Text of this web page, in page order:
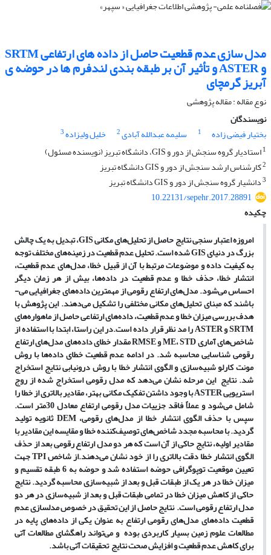
مدل سازی عدم­ قطعیت حاصل از داده­ های ارتفاعی SRTM
و ASTER و تأثیر آن بر طبقه بندی لندفرم ها در حوضه ­ی
آبریز گرم­چای
نوع مقاله : مقاله پژوهشی
نویسندگان
بختیار فیضی زاده
1 سلیمه عبدالله آبادی2 خلیل ولیزاده3
1استادیار گروه سنجش از دور و GIS، دانشگاه تبریز (نویسنده مسئول)
2کارشناس ارشد سنجش از دور و GIS دانشگاه تبریز
3دانشیار گروه سنجش از دور و GIS دانشگاه تبریز
10.22131/sepehr.2017.28891
چکیده
امروزه اعتبار سنجی نتایج حاصل از تحلیل­‌های مکانی GIS، تبدیل به یک چالش
بزرگ در دنیای GIS شده­ است. تحلیل عدم قطعیت در زمینه‌­های مختلف توجه
به کیفیت داده­ و موضوعات مرتبط با آن از قبیل خطا، مدل­‌های عدم قطعیت،
انتشار خطا، حذف خطا و عدم قطعیت در داده‌­ها، بیش از هر زمان دیگر
احساس می­‌‌شود. مدل­‌های ارتفاع ­رقومی از مهمترین داده‌­های جغرافیایی می‌­
باشند که مبنای تحلیل­‌های مکانی مختلفی را تشکیل می‌دهند. این پژوهش با
هدف بررسی میزان خطا و عدم ­قطعیت، داده‌های ارتفاعی حاصل از ماهواره‌های
SRTM و ASTER را مد نظر قرار داده است.در این راستا، ابتدا با استفاده از
شاخص‌­های آماری ME، STD و RMSE مقدار خطای داده‌­های مدل‌­های ارتفاع
رقومی شناسایی محاسبه شد. در ادامه عدم قطعیت خطای داده‌­ها با روش
مونت کارلو شبیه‌­سازی و الگوی انتشار خطا با روش درونیابی نتایج استخراج
شد. نتایج این مرحله نشان می­‌دهد که مدل رقومی استخراج شده از روج
استریویی ASTER با وجود داشتن تفکیک مکانی بهتر، مقادیر بالاتری از خطا را
شامل می­‌شود و عملاً فاقد جزییات مدل رقومی ارتفاع معادل 30متر است.
سپس با حذف الگوی انتشار خطا از مدل­‌های رقومی، DEM ثانویه تولید
گردید. با محاسبه مجدد شاخص‌­های توصیف­‌کننده خطا و مقایسه این مقادیر با
مقادیر اولیه، نتایج حاکی از آن است که هر دو مدل ارتفاع رقومی بعد از حذف
الگوی انتشار خطا دقت بالاتری را از خود نشان می‌­دهند.از شاخص TPI جهت
تعیین موقعیت توپوگرافی حوضه­ استفاده شد و حوضه به 6 طبقه تقسیم و
میزان خطا در هر یک از طبقات قبل و بعد از شبیه‌­سازی محاسبه گردید. نتایج
حاکی از کاهش میزان خطا در تمامی طبقات قبل و بعد از شبیه­‌سازی در هر دو
مدل ­ارتفاع ­رقومی است. نتایج حاصل از این تحقیق در خصوص مدلسازی عدم
قطعیت داده‌های مدل‌های رقومی ارتفاع به عنوان یکی از داده‌های پایه در
مطالعات علوم زمین بسیار کاربردی بوده و می‌تواند راهگشای مطالعات آتی
برای کاهش عدم قطعیت و افزایش صحت نتایج تحقیقات آتی باشد.